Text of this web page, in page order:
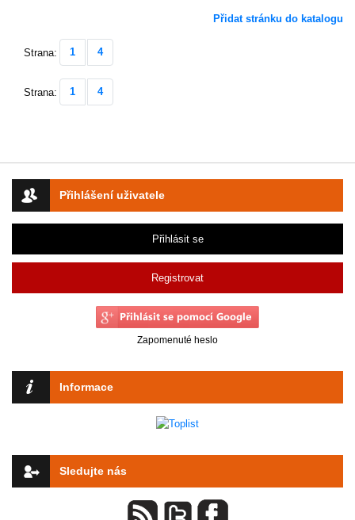
Přihlášení uživatele
Přihlásit se
Registrovat
Zapomenuté heslo
Informace
Sledujte nás
Přidat stránku do katalogu
Strana: 1 4
Strana: 1 4